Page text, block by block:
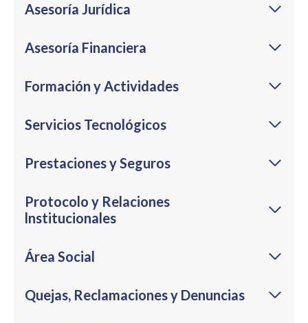
Asesoría Jurídica
Asesoría Financiera
Formación y Actividades
Servicios Tecnológicos
Prestaciones y Seguros
Protocolo y Relaciones
lnstitucionales
Área Social
Quejas, Reclamaciones y Denuncias